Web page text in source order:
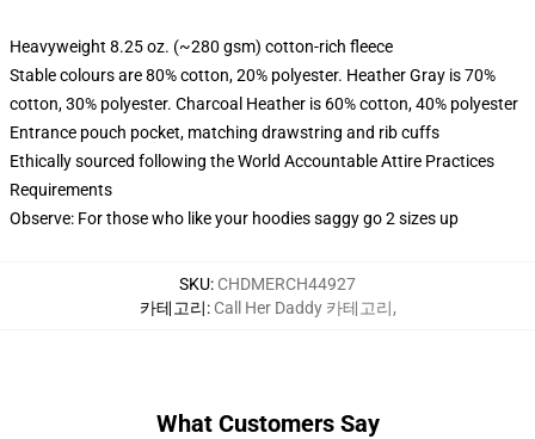
Heavyweight 8.25 oz. (~280 gsm) cotton-rich fleece
Stable colours are 80% cotton, 20% polyester. Heather Gray is 70%
cotton, 30% polyester. Charcoal Heather is 60% cotton, 40% polyester
Entrance pouch pocket, matching drawstring and rib cuffs
Ethically sourced following the World Accountable Attire Practices
Requirements
Observe: For those who like your hoodies saggy go 2 sizes up
SKU: CHDMERCH44927
카테고리: Call Her Daddy 카테고리,
What Customers Say